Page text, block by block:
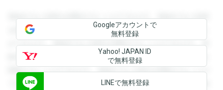
登録すると回答を閲覧することができます。登録すると回答
を閲覧することができます。登録すると回答を閲覧すること
ができます。登録すると回答を閲覧することができます。登
録すると回答を閲覧することができます。登録すると回答を
閲覧することができます。登録すると回答を閲覧することが
できます。登録すると回答を閲覧することができます。登録
Googleアカウントで
無料登録
Yahoo! JAPAN ID
で無料登録
LINEで無料登録